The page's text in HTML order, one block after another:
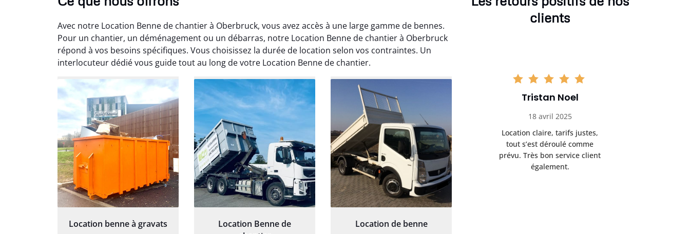
Avec notre Location Benne de chantier à Oberbruck, vous avez accès à une large gamme de bennes.
Pour un chantier, un déménagement ou un débarras, notre Location Benne de chantier à Oberbruck
répond à vos besoins spécifiques. Vous choisissez la durée de location selon vos contraintes. Un
interlocuteur dédié vous guide tout au long de votre Location Benne de chantier.
Location benne à gravats
Location Benne de
Location de benne
clients
Aurélie Bonnet
21 juin 2024
Le service de terrassement
jardin à Var était
exceptionnel. L'équipe a
travaillé de manière efficace
et professionnelle, laissant
notre jardin impeccable et
prêt pour notre nouveau
paysager.
Elisa Barreau
6 avril 2025
Parfait pour évacuer les
gravats de mon chantier.
Service rapide et efficace. Je
recommande sans
hésitation.
Tristan Noel
18 avril 2025
Location claire, tarifs justes,
tout s’est déroulé comme
prévu. Très bon service client
également.